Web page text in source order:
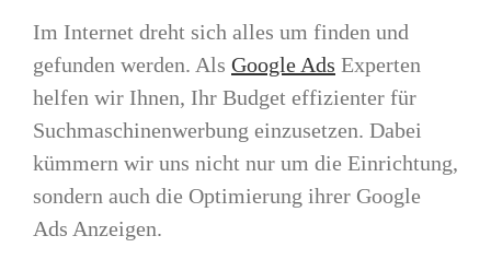
Im Internet dreht sich alles um finden und
gefunden werden. Als Google Ads Experten
helfen wir Ihnen, Ihr Budget effizienter für
Suchmaschinenwerbung einzusetzen. Dabei
kümmern wir uns nicht nur um die Einrichtung,
sondern auch die Optimierung ihrer Google
Ads Anzeigen.